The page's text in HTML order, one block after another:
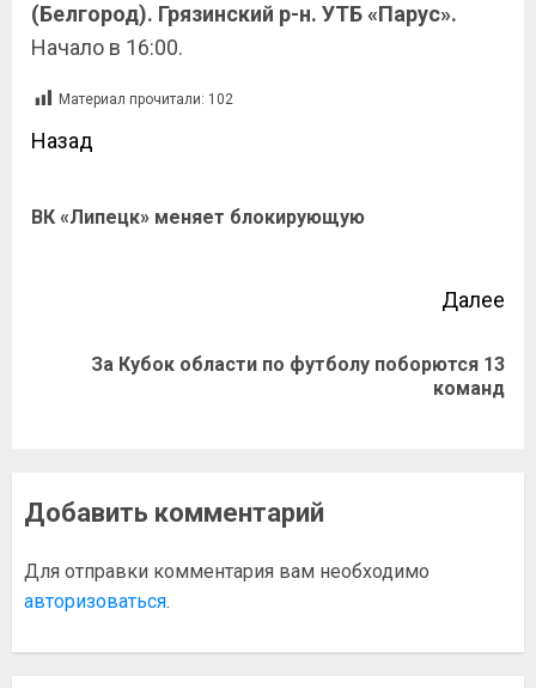
(Белгород). Грязинский р-н. УТБ «Парус».
Начало в 16:00.
Материал прочитали: 102
Назад
ВК «Липецк» меняет блокирующую
Далее
За Кубок области по футболу поборются 13
команд
Добавить комментарий
Для отправки комментария вам необходимо
авторизоваться.